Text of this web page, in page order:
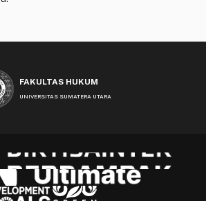
FAKULTAS HUKUM
UNIVERSITAS SUMATERA UTARA